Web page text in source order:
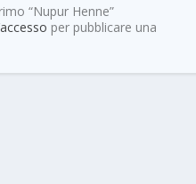
“Nupur Henne”
per pubblicare una